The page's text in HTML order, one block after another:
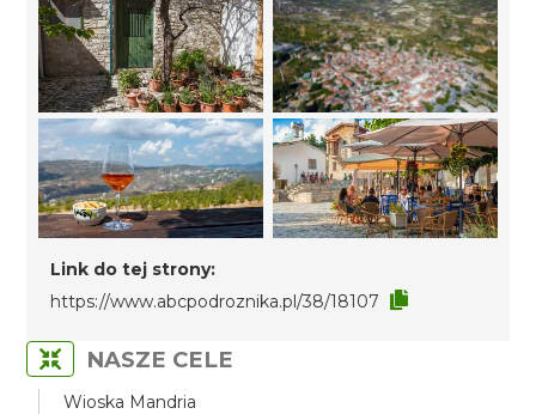
Link do tej strony:
https://www.abcpodroznika.pl/38/18107
NASZE CELE
Wioska Mandria